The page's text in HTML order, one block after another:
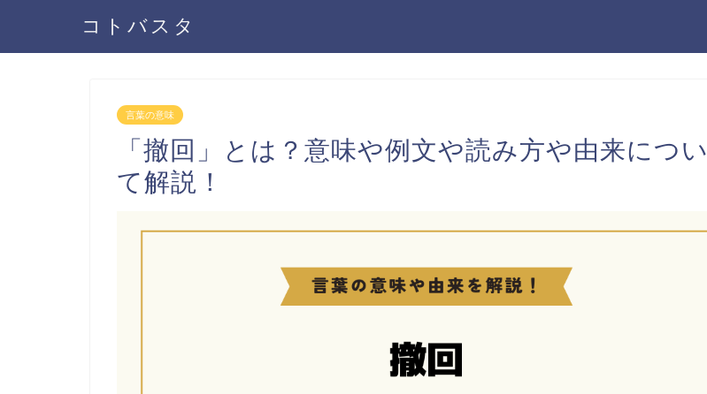
コトバスタ
言葉の意味
「撤回」とは？意味や例文や読み方や由来につい
て解説！